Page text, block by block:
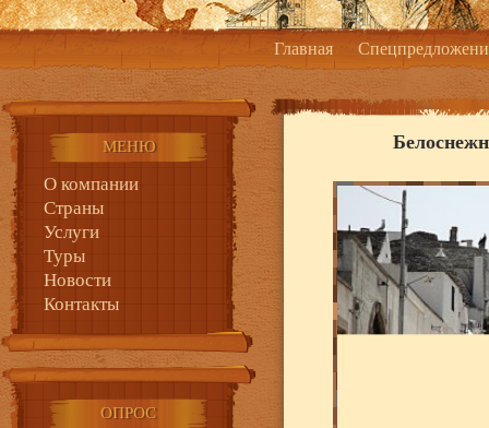
Главная
МЕНЮ
О компании
Страны
Услуги
Туры
Новости
Контакты
ОПРОС